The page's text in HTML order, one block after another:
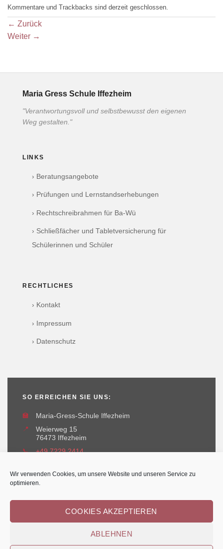
Wir verwenden Cookies, um unsere Website und unseren Service zu
optimieren.
COOKIES AKZEPTIEREN
ABLEHNEN
Kommentare und Trackbacks sind derzeit geschlossen.
← Zurück
Weiter →
Maria Gress Schule Iffezheim
"Verantwortungsvoll und selbstbewusst den eigenen
Weg gestalten."
LINKS
› Beratungsangebote
› Prüfungen und Lernstandserhebungen
› Rechtschreibrahmen für Ba-Wü
› Schließfächer und Tabletversicherung für
Schülerinnen und Schüler
RECHTLICHES
› Kontakt
› Impressum
› Datenschutz
SO ERREICHEN SIE UNS:
🏫
Maria-Gress-Schule Iffezheim
📍
Weierweg 15
76473 Iffezheim
📞
+49 7229 2414